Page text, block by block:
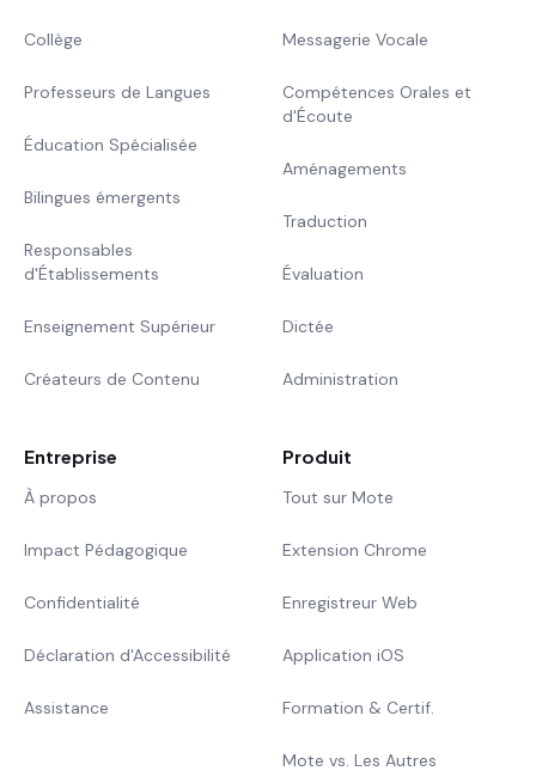
Collège
Professeurs de Langues
Éducation Spécialisée
Bilingues émergents
Responsables
d'Établissements
Enseignement Supérieur
Créateurs de Contenu
Messagerie Vocale
Compétences Orales et
d'Écoute
Aménagements
Traduction
Évaluation
Dictée
Administration
Entreprise
À propos
Impact Pédagogique
Confidentialité
Déclaration d'Accessibilité
Assistance
Produit
Tout sur Mote
Extension Chrome
Enregistreur Web
Application iOS
Formation & Certif.
Mote vs. Les Autres